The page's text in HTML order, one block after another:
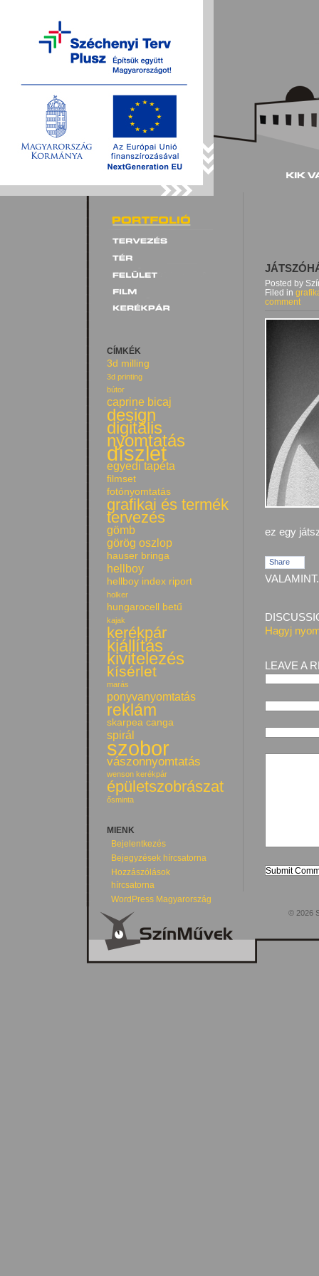
Posted by
Filed in
comment
ez egy
Share
Hagyj
LEAVE A
CÍMKÉK
3d milling
3d printing
bútor
caprine bicaj
design
digitális
nyomtatás
díszlet
egyedi tapéta
filmset
fotónyomtatás
grafikai és termék
tervezés
gömb
görög oszlop
hauser bringa
hellboy
hellboy index riport
holker
hungarocell betű
kajak
kerékpár
kiállítás
kivitelezés
kísérlet
marás
ponyvanyomtatás
reklám
skarpea canga
spirál
szobor
vászonnyomtatás
wenson kerékpár
épületszobrászat
ősminta
MIENK
Bejelentkezés
Bejegyzések hírcsatorna
Hozzászólások
hírcsatorna
WordPress Magyarország
© 2026